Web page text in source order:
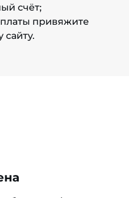
счёт;
привяжите